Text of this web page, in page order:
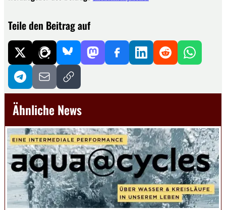
Teile den Beitrag auf
Ähnliche News